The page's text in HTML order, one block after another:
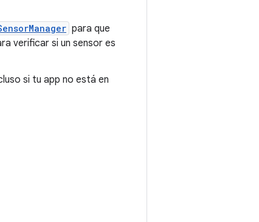
para que
verificar si un sensor es
si tu app no está en